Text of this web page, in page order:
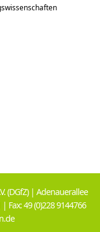
(DGfZ) | Adenauerallee
Fax: 49 (0)228 9144766